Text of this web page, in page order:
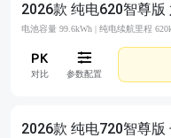
2026款 纯电620智尊版
电池容量 99.6kWh | 纯电续航里程
对比 参数配置
2026款 纯电720智尊版